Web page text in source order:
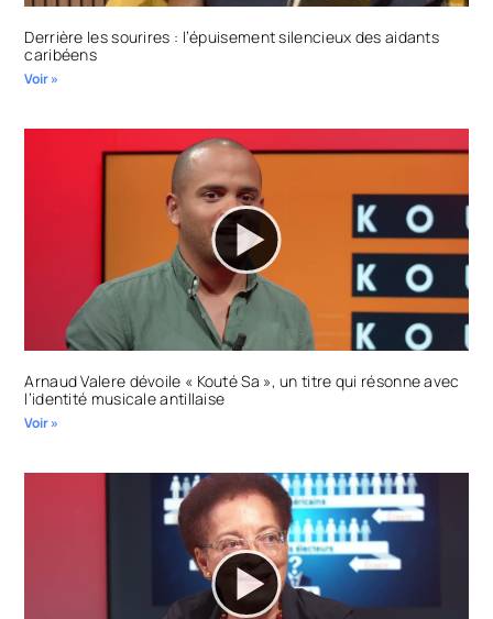
Derrière les sourires : l’épuisement silencieux des aidants
caribéens
Voir »
Arnaud Valere dévoile « Kouté Sa », un titre qui résonne avec
l’identité musicale antillaise
Voir »